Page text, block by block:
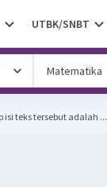
UTBK/SNBT
teks tersebut adalah ...